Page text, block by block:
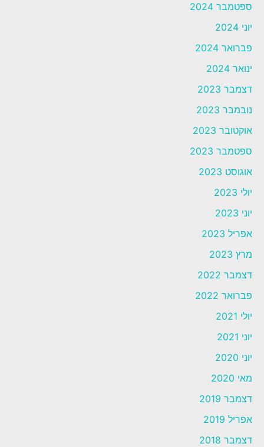
ספטמבר 2024
יוני 2024
פברואר 2024
ינואר 2024
דצמבר 2023
נובמבר 2023
אוקטובר 2023
ספטמבר 2023
אוגוסט 2023
יולי 2023
יוני 2023
אפריל 2023
מרץ 2023
דצמבר 2022
פברואר 2022
יולי 2021
יוני 2021
יוני 2020
מאי 2020
דצמבר 2019
אפריל 2019
דצמבר 2018